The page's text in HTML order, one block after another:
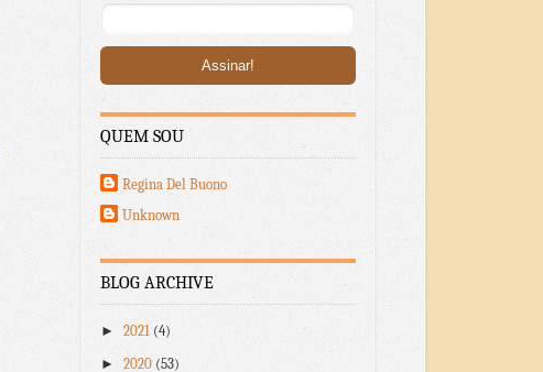
QUEM SOU
Regina Del Buono
Unknown
BLOG ARCHIVE
►2021 (4)
►2020 (53)